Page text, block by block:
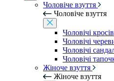
Чоловіче взуття
Чоловіче взуття
Чоловічі
Чоловічі
Чоловічі
Чоловічі
Жіноче взуття
Жіноче взуття